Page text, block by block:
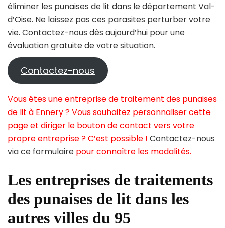
éliminer les punaises de lit dans le département Val-
d’Oise. Ne laissez pas ces parasites perturber votre
vie. Contactez-nous dès aujourd’hui pour une
évaluation gratuite de votre situation.
Contactez-nous
Vous êtes une entreprise de traitement des punaises
de lit à Ennery ? Vous souhaitez personnaliser cette
page et diriger le bouton de contact vers votre
propre entreprise ? C’est possible ! Contactez-nous
via ce formulaire pour connaître les modalités.
Les entreprises de traitements
des punaises de lit dans les
autres villes du 95